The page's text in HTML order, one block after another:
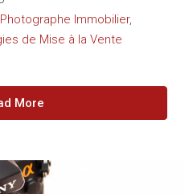
Photographe Immobilier,
de Mise à la Vente
More